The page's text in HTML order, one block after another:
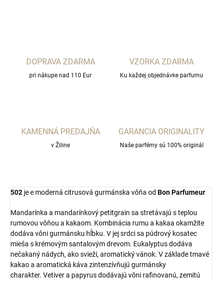
DOPRAVA ZDARMA
pri nákupe nad 110 Eur
VZORKA ZDARMA
Ku každej objednávke parfumu
KAMENNÁ PREDAJŇA
v Žiline
GARANCIA ORIGINALITY
Naše parfémy sú 100% originál
502 je e moderná citrusová gurmánska vôňa od Bon Parfumeur
Mandarínka a mandarínkový petitgrain sa stretávajú s teplou
rumovou vôňou a kakaom. Kombinácia rumu a kakaa okamžite
dodáva vôni gurmánsku hĺbku. V jej srdci sa púdrový kosatec
mieša s krémovým santalovým drevom. Eukalyptus dodáva
nečakaný nádych, ako svieži, aromatický vánok. V základe tmavé
kakao a aromatická káva zintenzívňujú gurmánsky
charakter. Vetiver a papyrus dodávajú vôni rafinovanú, zemitú